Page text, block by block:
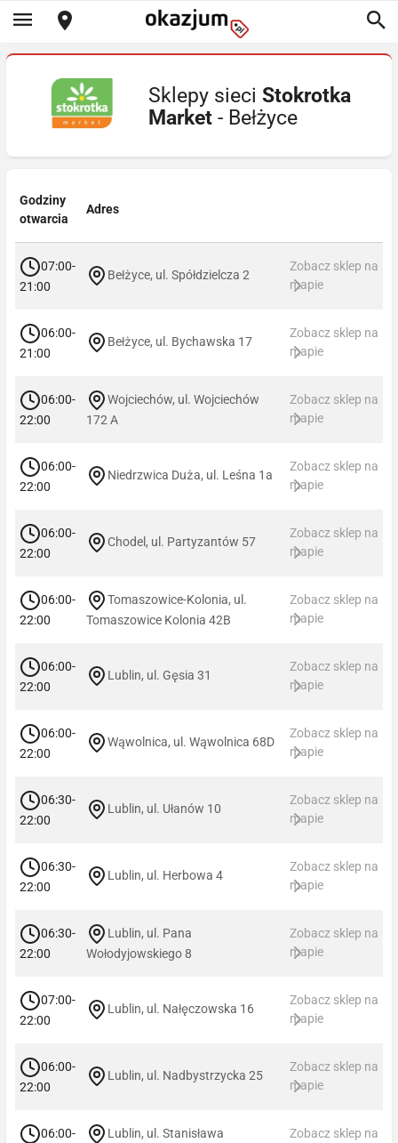
Sklepy sieci Stokrotka
Market - Bełżyce
Godziny
otwarcia
Adres
07:00-
21:00
Bełżyce, ul. Spółdzielcza 2
Zobacz sklep na
mapie
06:00-
21:00
Bełżyce, ul. Bychawska 17
Zobacz sklep na
mapie
06:00-
22:00
Wojciechów, ul. Wojciechów
172 A
Zobacz sklep na
mapie
06:00-
22:00
Niedrzwica Duża, ul. Leśna 1a
Zobacz sklep na
mapie
06:00-
22:00
Chodel, ul. Partyzantów 57
Zobacz sklep na
mapie
06:00-
22:00
Tomaszowice-Kolonia, ul.
Tomaszowice Kolonia 42B
Zobacz sklep na
mapie
06:00-
22:00
Lublin, ul. Gęsia 31
Zobacz sklep na
mapie
06:00-
22:00
Wąwolnica, ul. Wąwolnica 68D
Zobacz sklep na
mapie
06:30-
22:00
Lublin, ul. Ułanów 10
Zobacz sklep na
mapie
06:30-
22:00
Lublin, ul. Herbowa 4
Zobacz sklep na
mapie
06:30-
22:00
Lublin, ul. Pana
Wołodyjowskiego 8
Zobacz sklep na
mapie
07:00-
22:00
Lublin, ul. Nałęczowska 16
Zobacz sklep na
mapie
06:00-
22:00
Lublin, ul. Nadbystrzycka 25
Zobacz sklep na
mapie
06:00-
Lublin, ul. Stanisława
Zobacz sklep na